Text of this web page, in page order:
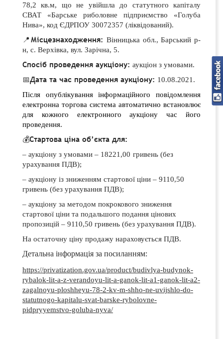
78,2 кв.м, що не увійшла до статутного капіталу
СВАТ «Барське риболовне підприємство «Голуба
Нива», код ЄДРПОУ 30072357 (ліквідований).
📍Місцезнаходження: Вінницька обл., Барський р-
н, с. Верхівка, вул. Зарічна, 5.
Спосіб проведення аукціону: аукціон з умовами.
📅Дата та час проведення аукціону: 10.08.2021.
Після опублікування інформаційного повідомлення
електронна торгова система автоматично встановлює
для кожного електронного аукціону час його
проведення.
💰Стартова ціна об’єкта для:
– аукціону з умовами – 18221,00 гривень (без
урахування ПДВ);
– аукціону із зниженням стартової ціни – 9110,50
гривень (без урахування ПДВ);
– аукціону за методом покрокового зниження
стартової ціни та подальшого подання цінових
пропозицій – 9110,50 гривень (без урахування ПДВ).
На остаточну ціну продажу нараховується ПДВ.
Детальна інформація за посиланням:
https://privatization.gov.ua/product/budivlya-budynok-
rybalok-lit-a-z-verandoyu-lit-a-ganok-lit-a1-ganok-lit-a2-
zagalnoyu-ploshheyu-78-2-kv-m-shho-ne-uvijshlo-do-
statutnogo-kapitalu-svat-barske-rybolovne-
pidpryyemstvo-goluba-nyva/